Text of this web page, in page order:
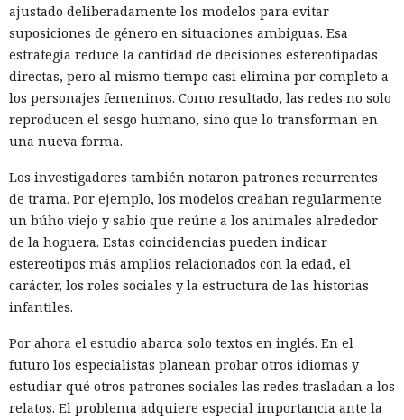
ajustado deliberadamente los modelos para evitar
suposiciones de género en situaciones ambiguas. Esa
estrategia reduce la cantidad de decisiones estereotipadas
directas, pero al mismo tiempo casi elimina por completo a
los personajes femeninos. Como resultado, las redes no solo
reproducen el sesgo humano, sino que lo transforman en
una nueva forma.
Los investigadores también notaron patrones recurrentes
de trama. Por ejemplo, los modelos creaban regularmente
un búho viejo y sabio que reúne a los animales alrededor
de la hoguera. Estas coincidencias pueden indicar
estereotipos más amplios relacionados con la edad, el
carácter, los roles sociales y la estructura de las historias
infantiles.
Por ahora el estudio abarca solo textos en inglés. En el
futuro los especialistas planean probar otros idiomas y
estudiar qué otros patrones sociales las redes trasladan a los
relatos. El problema adquiere especial importancia ante la